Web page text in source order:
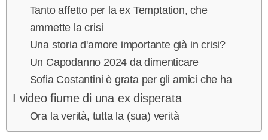
Tanto affetto per la ex Temptation, che
ammette la crisi
Una storia d'amore importante già in crisi?
Un Capodanno 2024 da dimenticare
Sofia Costantini è grata per gli amici che ha
I video fiume di una ex disperata
Ora la verità, tutta la (sua) verità